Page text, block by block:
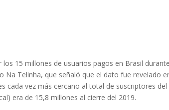
15 millones de usuarios pagos en Brasil
Telinha, que señaló que el dato fue revelado
cada vez más cercano al total de suscriptores
era de 15,8 millones al cierre del 2019.